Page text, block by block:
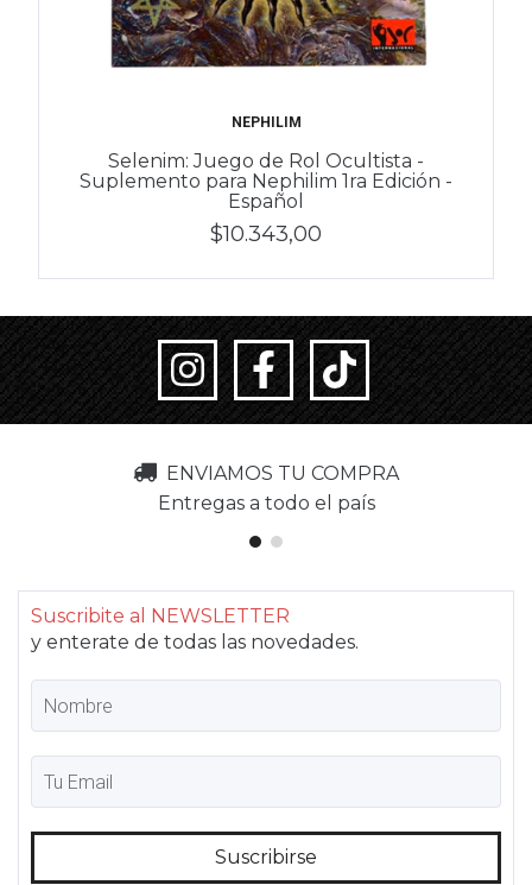
NEPHILIM
Selenim: Juego de Rol Ocultista -
Suplemento para Nephilim 1ra Edición -
Español
$10.343,00
ENVIAMOS TU COMPRA
Entregas a todo el país
Suscribite al NEWSLETTER
y enterate de todas las novedades.